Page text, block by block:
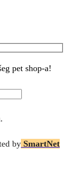
pet shop-a!
by SmartNet